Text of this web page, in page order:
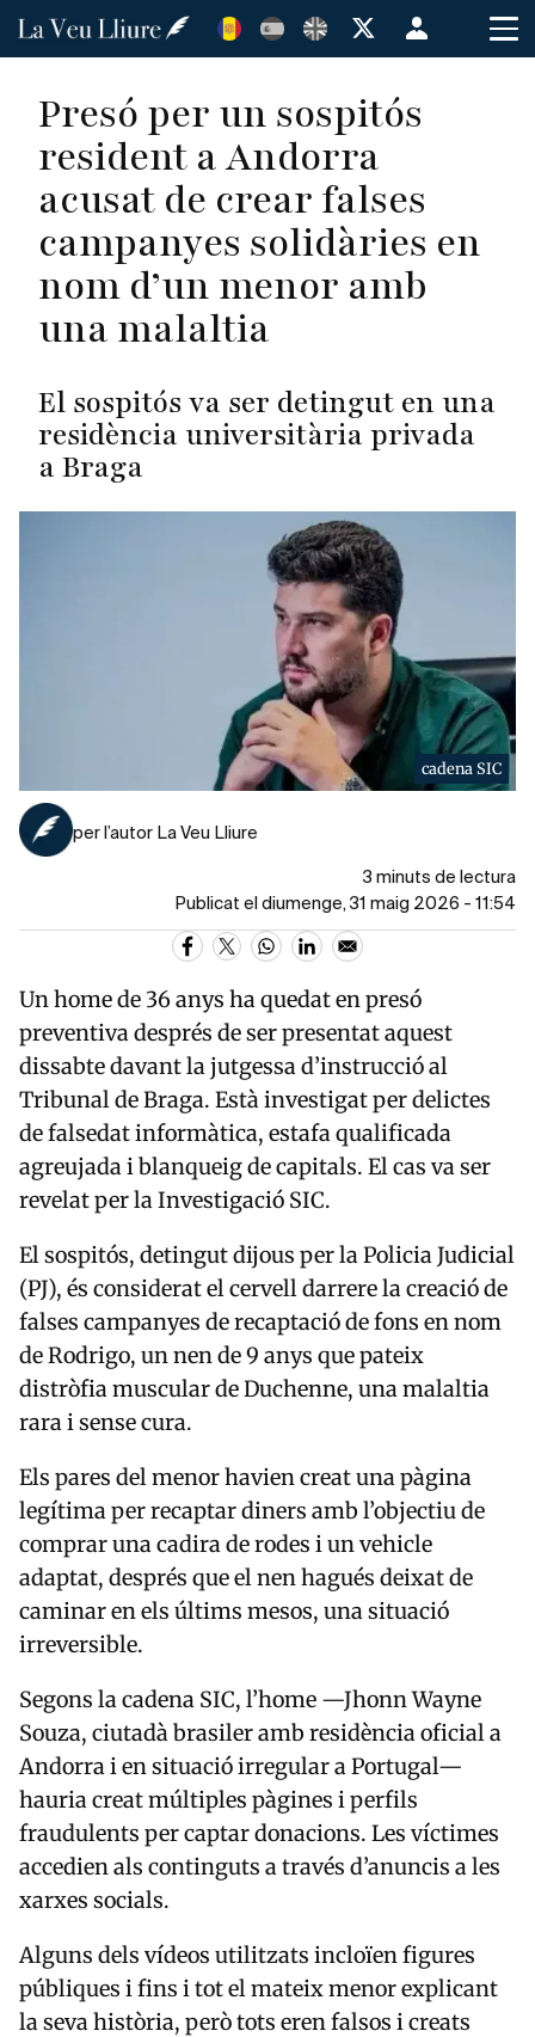
Vés
Menú
de
de
Presó per un sospitós
resident a Andorra
acusat de crear falses
campanyes solidàries en
nom d’un menor amb
una malaltia
El sospitós va ser detingut en una
residència universitària privada
a Braga
cadena SIC
per l’autor La Veu Lliure
3 minuts de lectura
Publicat el diumenge, 31 maig 2026 - 11:54
Un home de 36 anys ha quedat en presó
preventiva després de ser presentat aquest
dissabte davant la jutgessa d’instrucció al
Tribunal de Braga. Està investigat per delictes
de falsedat informàtica, estafa qualificada
agreujada i blanqueig de capitals. El cas va ser
revelat per la Investigació SIC.
El sospitós, detingut dijous per la Policia Judicial
(PJ), és considerat el cervell darrere la creació de
falses campanyes de recaptació de fons en nom
de Rodrigo, un nen de 9 anys que pateix
distròfia muscular de Duchenne, una malaltia
rara i sense cura.
Els pares del menor havien creat una pàgina
legítima per recaptar diners amb l’objectiu de
comprar una cadira de rodes i un vehicle
adaptat, després que el nen hagués deixat de
caminar en els últims mesos, una situació
irreversible.
Segons la cadena SIC, l’home —Jhonn Wayne
Souza, ciutadà brasiler amb residència oficial a
Andorra i en situació irregular a Portugal—
hauria creat múltiples pàgines i perfils
fraudulents per captar donacions. Les víctimes
accedien als continguts a través d’anuncis a les
xarxes socials.
Alguns dels vídeos utilitzats incloïen figures
públiques i fins i tot el mateix menor explicant
la seva història, però tots eren falsos i creats